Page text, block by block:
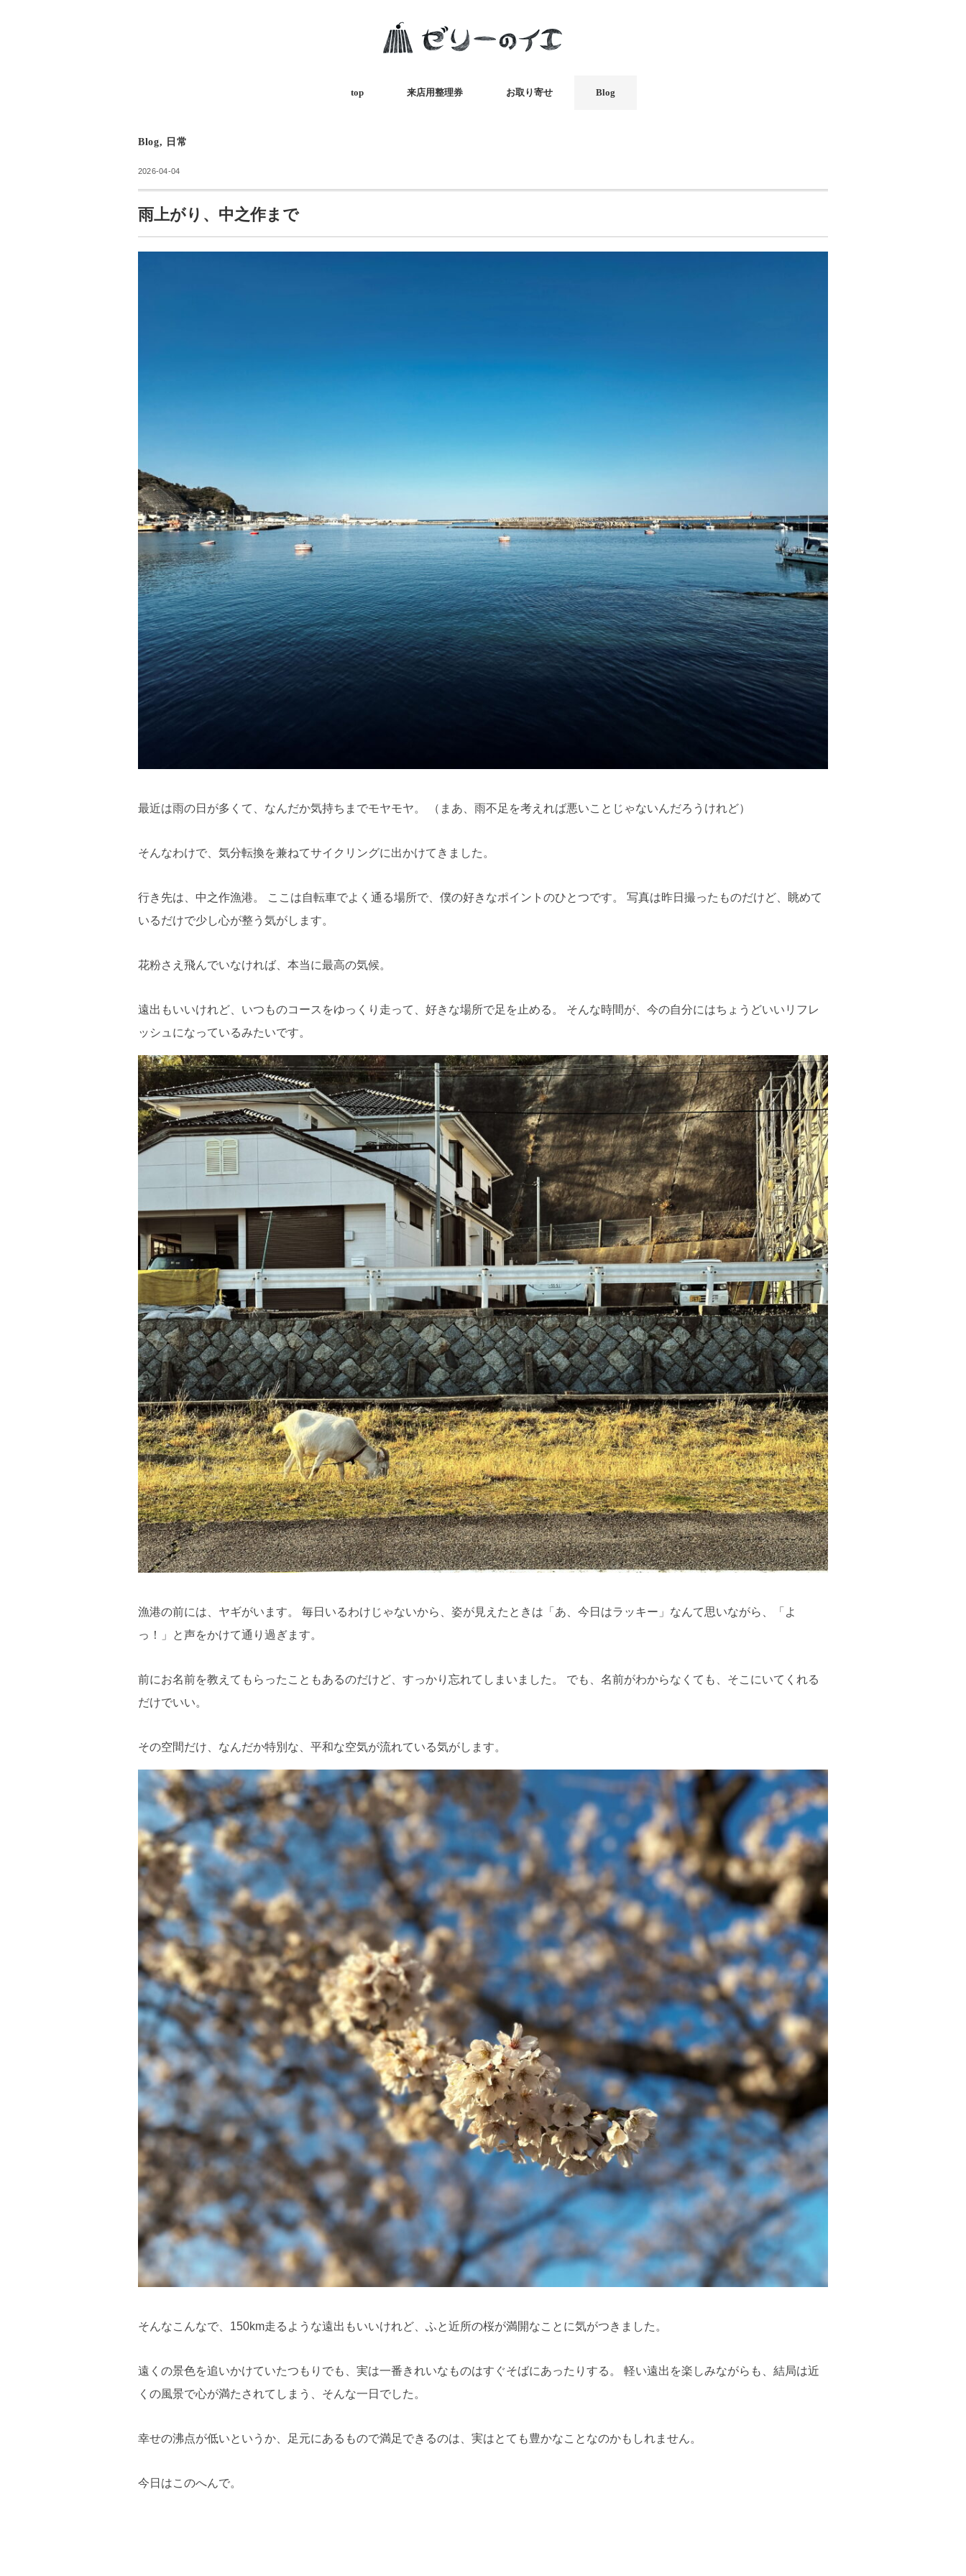
top 来店用整理券 お取り寄せ Blog
Blog, 日常
2026-04-04
雨上がり、中之作まで
最近は雨の日が多くて、なんだか気持ちまでモヤモヤ。 （まあ、雨不足を考えれば悪いことじゃないんだろうけれど）
そんなわけで、気分転換を兼ねてサイクリングに出かけてきました。
行き先は、中之作漁港。 ここは自転車でよく通る場所で、僕の好きなポイントのひとつです。 写真は昨日撮ったものだけど、眺めて
いるだけで少し心が整う気がします。
花粉さえ飛んでいなければ、本当に最高の気候。
遠出もいいけれど、いつものコースをゆっくり走って、好きな場所で足を止める。 そんな時間が、今の自分にはちょうどいいリフレ
ッシュになっているみたいです。
漁港の前には、ヤギがいます。 毎日いるわけじゃないから、姿が見えたときは「あ、今日はラッキー」なんて思いながら、「よ
っ！」と声をかけて通り過ぎます。
前にお名前を教えてもらったこともあるのだけど、すっかり忘れてしまいました。 でも、名前がわからなくても、そこにいてくれる
だけでいい。
その空間だけ、なんだか特別な、平和な空気が流れている気がします。
そんなこんなで、150km走るような遠出もいいけれど、ふと近所の桜が満開なことに気がつきました。
遠くの景色を追いかけていたつもりでも、実は一番きれいなものはすぐそばにあったりする。 軽い遠出を楽しみながらも、結局は近
くの風景で心が満たされてしまう、そんな一日でした。
幸せの沸点が低いというか、足元にあるもので満足できるのは、実はとても豊かなことなのかもしれません。
今日はこのへんで。